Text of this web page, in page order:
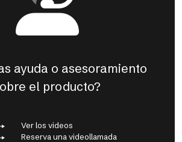
ayuda o asesoramiento
el producto?
Ver los videos
Reserva una videollamada